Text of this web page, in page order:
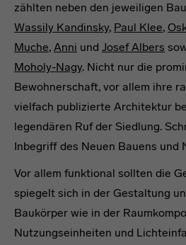
zählten neben den jeweiligen
Wassily Kandinsky, Paul Klee,
Muche, Anni und Josef Albers
Moholy-Nagy. Nicht nur die
Bewohnerschaft, vor allem ihre
vielfach publizierte Architektur
legendären Ruf der Siedlung.
Inbegriff des Neuen Bauens und
Vor allem funktional sollten die
spiegelt sich in der Gestaltung
Baukörper wie in der
Nutzungseinheiten und